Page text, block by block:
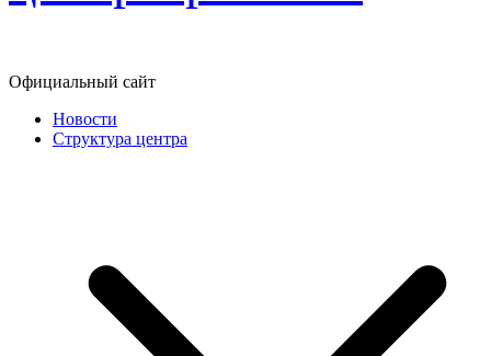
Официальный сайт
Новости
Структура центра